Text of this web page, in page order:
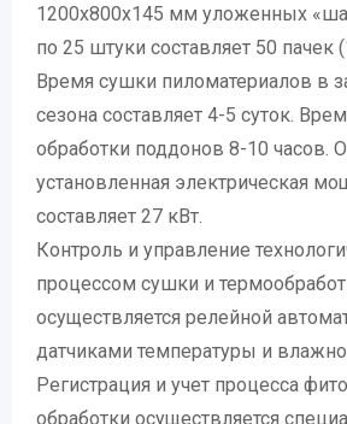
1200х800х145 мм уложенных
по 25 штуки составляет 50 пачек
Время сушки пиломатериалов в
сезона составляет 4-5 суток.
обработки поддонов 8-10 часов.
установленная электрическая
составляет 27 кВт.
Контроль и управление
процессом сушки и
осуществляется релейной
датчиками температуры и
Регистрация и учет процесса
обработки осуществляется